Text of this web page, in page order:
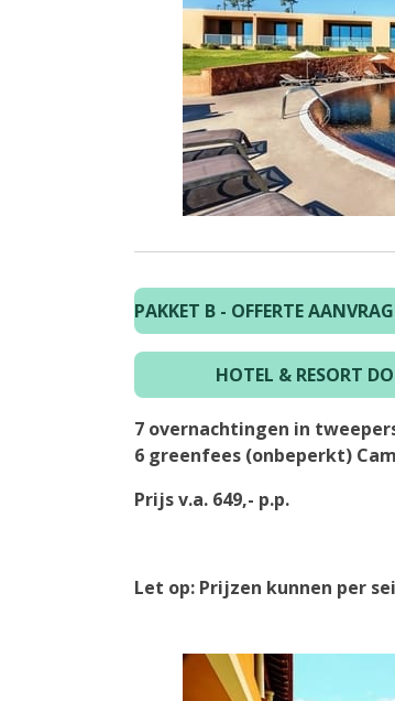
PAKKET B - OFFERTE
HOTEL & RESORT
7 overnachtingen in
6 greenfees (onbeperkt)
Prijs v.a. 649,- p.p.
Let op: Prijzen kunnen per